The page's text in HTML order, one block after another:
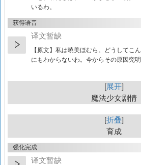
いるわ。
获得语音
译文暂缺
【原文】 私は暁美ほむら。どうしてこ
にもわからないわ。今からその原因究明
展开
魔法少女剧情
折叠
育成
强化完成
译文暂缺